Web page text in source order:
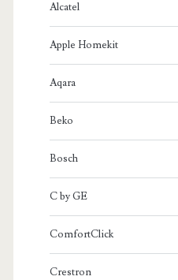
Alcatel
Apple Homekit
Aqara
Beko
Bosch
C by GE
ComfortClick
Crestron